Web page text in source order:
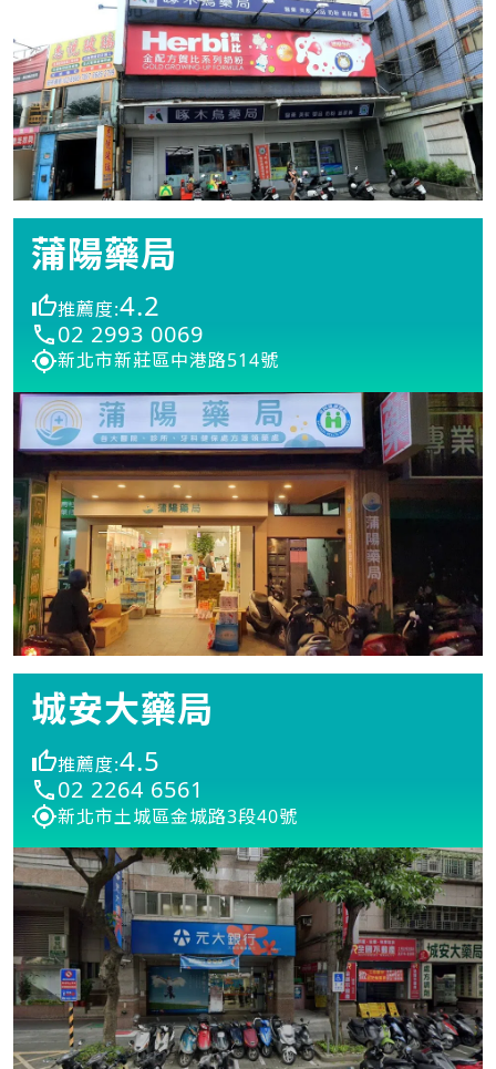
蒲陽藥局
推薦度:4.2
02 2993 0069
新北市新莊區中港路514號
城安大藥局
推薦度:4.5
02 2264 6561
新北市土城區金城路3段40號